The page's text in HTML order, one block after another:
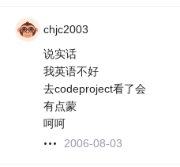
chjc2003
说实话
我英语不好
去codeproject看了会
有点蒙
呵呵
2006-08-03